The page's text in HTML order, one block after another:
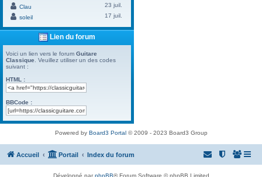
Clau
23 juil.
soleil
17 juil.
Lien du forum
Voici un lien vers le forum Guitare
Classique . Veuillez utiliser un des codes
suivant :
HTML :
BBCode :
Powered by Board3 Portal© 2009 - 2023 Board3 Group
Accueil Portail Index du forum
Développé parphpBB® Forum Software © phpBB Limited